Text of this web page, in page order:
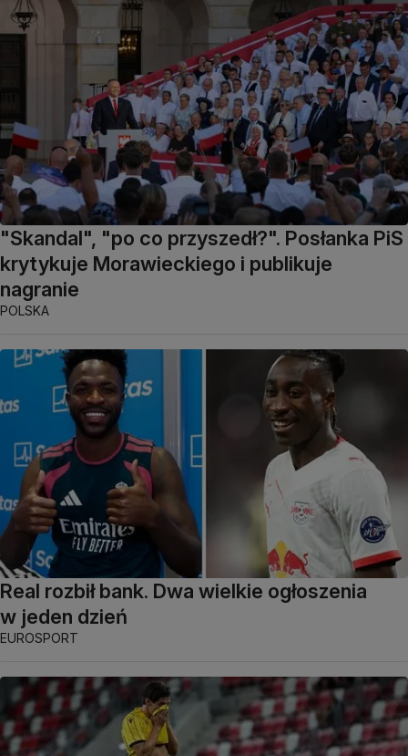
"Skandal", "po co przyszedł?". Posłanka PiS
krytykuje Morawieckiego i publikuje
nagranie
POLSKA
Real rozbił bank. Dwa wielkie ogłoszenia
w jeden dzień
EUROSPORT